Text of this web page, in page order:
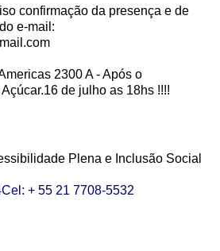
confirmação da presença e de
e-mail:
​m
2300 A - Após o
16 de julho as 18hs !!!!
Plena e Inclusão Social
Cel: + 55 21 7708-5532